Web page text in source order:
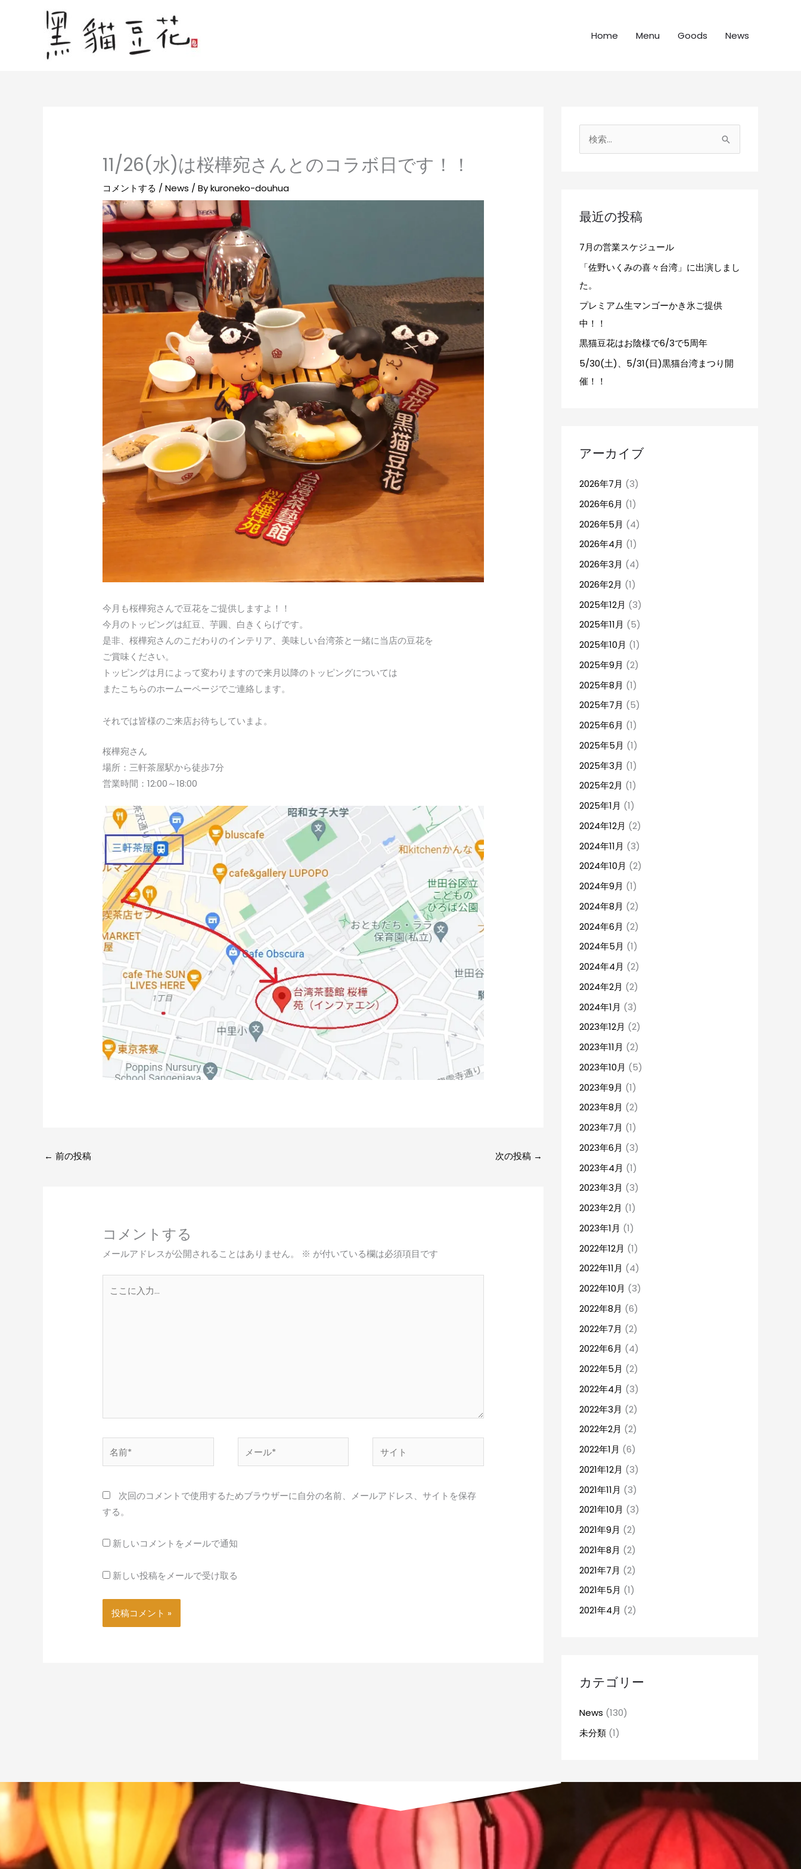
Home Menu Goods News
11/26(水)は桜樺宛さんとのコラボ日です！！
コメントする /News / Bykuroneko-douhua
今月も桜樺宛さんで豆花をご提供しますよ！！
今月のトッピングは紅豆、芋圓、白きくらげです。
是非、桜樺宛さんのこだわりのインテリア、美味しい台湾茶と一緒に当店の豆花を
ご賞味ください。
トッピングは月によって変わりますので来月以降のトッピングについては
またこちらのホームーページでご連絡します。
それでは皆様のご来店お待ちしていまよ。
桜樺宛さん
場所：三軒茶屋駅から徒歩7分
営業時間：12:00～18:00
← 前の投稿 次の投稿 →
コメントする
メールアドレスが公開されることはありません。 ※ が付いている欄は必須項目です
*
次回のコメントで使用するためブラウザーに自分の名前、メールアドレス、サイトを保存
する。
新しいコメントをメールで通知
新しい投稿をメールで受け取る
:最近の投稿
7月の営業スケジュール
「佐野いくみの喜々台湾」に出演しまし
た。
プレミアム生マンゴーかき氷ご提供
中！！
黒猫豆花はお陰様で6/3で5周年
5/30(土)、5/31(日)黒猫台湾まつり開
催！！
アーカイブ
2026年7月 (3)
2026年6月 (1)
2026年5月 (4)
2026年4月 (1)
2026年3月 (4)
2026年2月 (1)
2025年12月 (3)
2025年11月 (5)
2025年10月 (1)
2025年9月 (2)
2025年8月 (1)
2025年7月 (5)
2025年6月 (1)
2025年5月 (1)
2025年3月 (1)
2025年2月 (1)
2025年1月 (1)
2024年12月 (2)
2024年11月 (3)
2024年10月 (2)
2024年9月 (1)
2024年8月 (2)
2024年6月 (2)
2024年5月 (1)
2024年4月 (2)
2024年2月 (2)
2024年1月 (3)
2023年12月 (2)
2023年11月 (2)
2023年10月 (5)
2023年9月 (1)
2023年8月 (2)
2023年7月 (1)
2023年6月 (3)
2023年4月 (1)
2023年3月 (3)
2023年2月 (1)
2023年1月 (1)
2022年12月 (1)
2022年11月 (4)
2022年10月 (3)
2022年8月 (6)
2022年7月 (2)
2022年6月 (4)
2022年5月 (2)
2022年4月 (3)
2022年3月 (2)
2022年2月 (2)
2022年1月 (6)
2021年12月 (3)
2021年11月 (3)
2021年10月 (3)
2021年9月 (2)
2021年8月 (2)
2021年7月 (2)
2021年5月 (1)
2021年4月 (2)
カテゴリー
News (130)
未分類 (1)